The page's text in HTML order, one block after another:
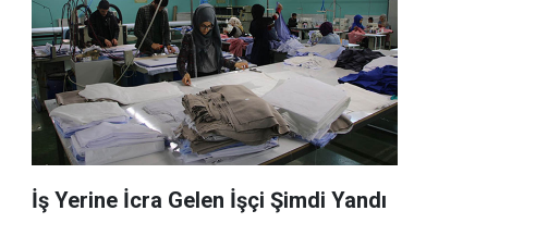
İş Yerine İcra Gelen İşçi Şimdi Yandı